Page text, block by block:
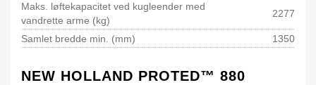
Maks. løftekapacitet ved kugleender med
vandrette arme (kg)
2277
Samlet bredde min. (mm) 1350
NEW HOLLAND PROTED™ 880